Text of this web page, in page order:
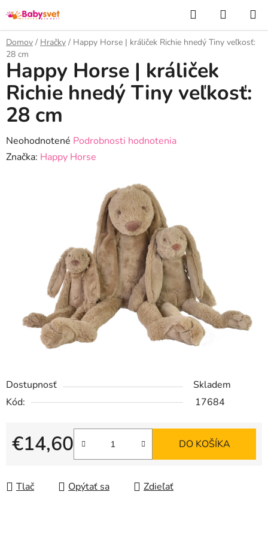
na
obsah
Hľadať
KOŠÍK
Domov / Hračky / Happy Horse | králiček Richie hnedý Tiny veľkosť:
28 cm
Dostupnosť
Skladem
Kód:
17684
€14,60
Jednotková cena:
DO KOŠÍKA
Tlač Opýtať sa Zdieľať
Happy Horse | králiček
Richie hnedý Tiny veľkosť:
28 cm
Priemerné
hodnotenie
Neohodnotené Podrobnosti hodnotenia
Značka: Happy Horse